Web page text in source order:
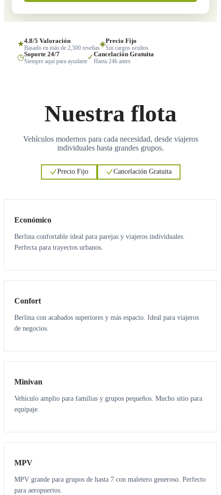
★4.8/5 Valoración
Basado en más de 2,500 reseñas◈Precio Fijo
Sin cargos ocultos
◷Soporte 24/7
Siempre aquí para ayudarte✓Cancelación Gratuita
Hasta 24h antes
Nuestra flota
Vehículos modernos para cada necesidad, desde viajeros
individuales hasta grandes grupos.
Precio Fijo Cancelación Gratuita
Económico
Berlina confortable ideal para parejas y viajeros individuales.
Perfecta para trayectos urbanos.
3 3
Confort
Berlina con acabados superiores y más espacio. Ideal para viajeros
de negocios.
6 5
Minivan
Vehículo amplio para familias y grupos pequeños. Mucho sitio para
equipaje.
7 7
MPV
MPV grande para grupos de hasta 7 con maletero generoso. Perfecto
para aeropuertos.